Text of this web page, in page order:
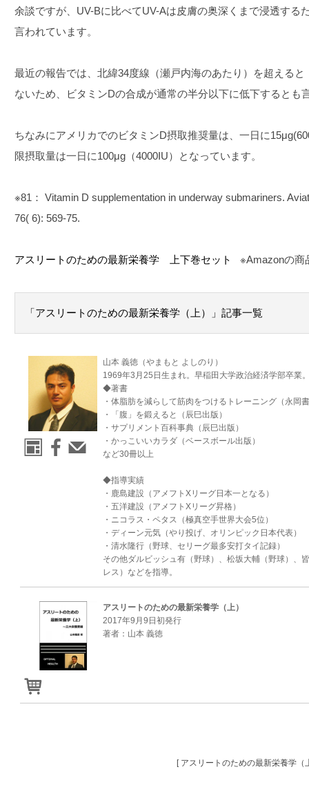
余談ですが、UV-Bに比べてUV-Aは皮膚の奥深くまで浸透する
言われています。
最近の報告では、北緯34度線（瀬戸内海のあたり）を超える
ないため、ビタミンDの合成が通常の半分以下に低下するとも
ちなみにアメリカでのビタミンD摂取推奨量は、一日に
限摂取量は一日に100μg（4000IU）となっています。
※81： Vitamin D supplementation in underway submariners.
76( 6): 569-75.
アスリートのための最新栄養学 上下巻セット ※Amazonの商
「アスリートのための最新栄養学（上）」記事一覧
山本 義徳（やまもと よしのり）
1969年3月25日生まれ。早稲田大学政治経済学部卒業
◆著書
・体脂肪を減らして筋肉をつけるトレーニング（永岡
・「腹」を鍛えると（辰巳出版）
・サプリメント百科事典（辰巳出版）
・かっこいいカラダ（ベースボール出版）
など30冊以上
◆指導実績
・鹿島建設（アメフトXリーグ日本一となる）
・五洋建設（アメフトXリーグ昇格）
・ニコラス・ペタス（極真空手世界大会5位）
・ディーン元気（やり投げ、オリンピック日本代表）
・清水隆行（野球、セリーグ最多安打タイ記録）
その他ダルビッシュ有（野球）、松坂大輔（野球）、
レス）などを指導。
アスリートのための最新栄養学（上）
2017年9月9日初発行
著者：山本 義徳
[ アスリートのための最新栄養学（